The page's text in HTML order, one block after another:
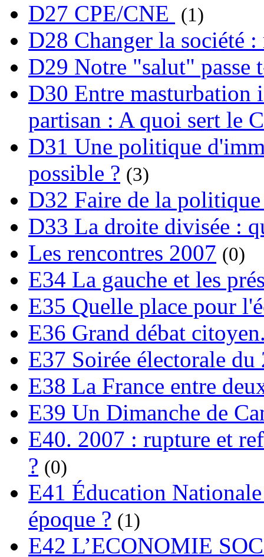
D27 CPE/CNE
(1)
D28 Changer la société
D29 Notre "salut" passe
D30 Entre masturbation
partisan : A quoi sert le
D31 Une politique
possible ? (3)
D32 Faire de la
D33 La droite divisée :
Les rencontres 2007 (0)
E34 La gauche et les
E35 Quelle place pour
E36 Grand débat
E37 Soirée électorale
E38 La France entre
E39 Un Dimanche de
E40. 2007 : rupture et
? (0)
E41 Éducation
époque ? (1)
E42 L’ECONOMIE